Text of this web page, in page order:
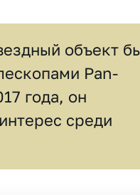
объект
Pan-
года, он
среди